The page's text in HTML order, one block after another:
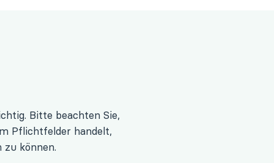
Bitte beachten Sie,
Pflichtfelder handelt,
zu können.